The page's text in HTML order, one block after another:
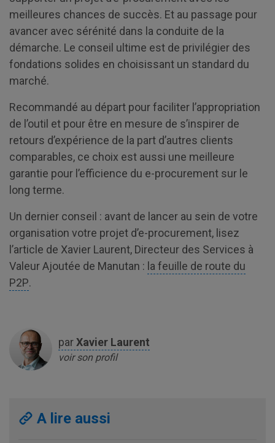
meilleures chances de succès. Et au passage pour
avancer avec sérénité dans la conduite de la
démarche. Le conseil ultime est de privilégier des
fondations solides en choisissant un standard du
marché.
Recommandé au départ pour faciliter l’appropriation
de l’outil et pour être en mesure de s’inspirer de
retours d’expérience de la part d’autres clients
comparables, ce choix est aussi une meilleure
garantie pour l’efficience du e-procurement sur le
long terme.
Un dernier conseil : avant de lancer au sein de votre
organisation votre projet d’e-procurement, lisez
l’article de Xavier Laurent, Directeur des Services à
Valeur Ajoutée de Manutan : la feuille de route du
P2P.
parXavier Laurent
voir son profil
A lire aussi